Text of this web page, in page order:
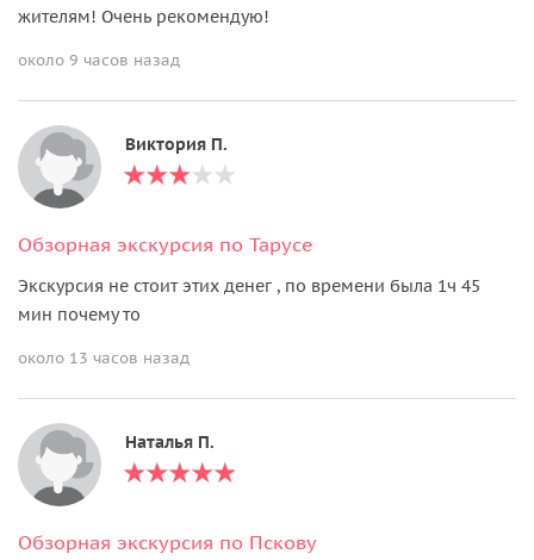
жителям! Очень рекомендую!
около 9 часов назад
Виктория П.
Обзорная экскурсия по Тарусе
Экскурсия не стоит этих денег , по времени была 1ч 45
мин почему то
около 13 часов назад
Наталья П.
Обзорная экскурсия по Пскову